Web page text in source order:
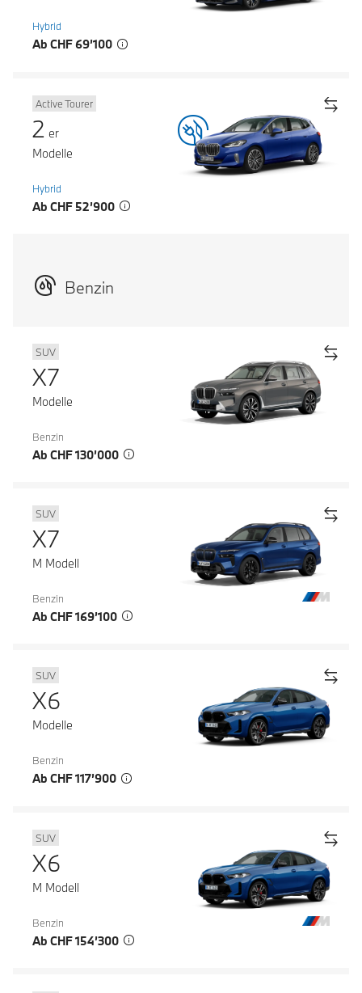
Hybrid
Ab CHF 69’100
Active Tourer
2 er
Modelle
Hybrid
Ab CHF 52’900
Benzin
SUV
X7
Modelle
Benzin
Ab CHF 130’000
SUV
X7
M Modell
Benzin
Ab CHF 169’100
SUV
X6
Modelle
Benzin
Ab CHF 117’900
SUV
X6
M Modell
Benzin
Ab CHF 154’300